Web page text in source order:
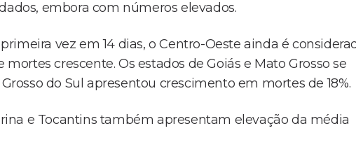
embora com números elevados.
vez em 14 dias, o Centro-Oeste ainda é
crescente. Os estados de Goiás e Mato Grosso se
do Sul apresentou crescimento em mortes de 18%.
e Tocantins também apresentam elevação da média